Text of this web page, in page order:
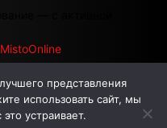
— с активной
РЕКЛАМА НА САЙТЕ
представления
использовать сайт, мы
устраивает.